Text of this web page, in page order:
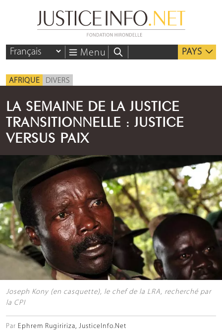
Menu PAYS
AFRIQUE DIVERS
LA SEMAINE DE LA JUSTICE
TRANSITIONNELLE : JUSTICE
VERSUS PAIX
Joseph Kony (en casquette), le chef de la LRA, recherché par
la CPI
Par Ephrem Rugiririza, JusticeInfo.Net